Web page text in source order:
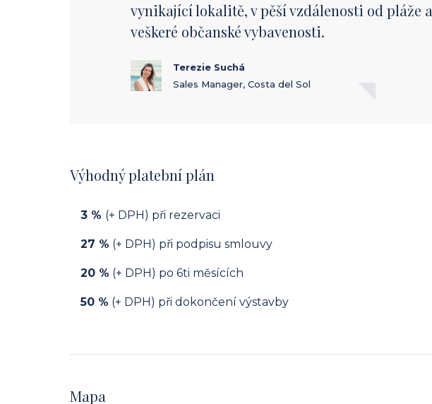
vynikající lokalitě, v pěší vzdálenosti od pláže a
veškeré občanské vybavenosti.
Terezie Suchá
Sales Manager, Costa del Sol
Výhodný platební plán
3 % (+ DPH) při rezervaci
27 % (+ DPH) při podpisu smlouvy
20 % (+ DPH) po 6ti měsících
50 % (+ DPH) při dokončení výstavby
Mapa